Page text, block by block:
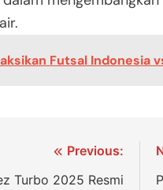
Futsal Indonesia
Previous:
Turbo 2025 Resmi